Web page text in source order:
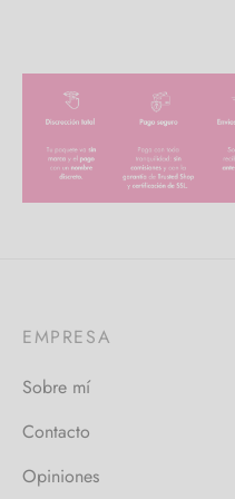
EMPRESA
Sobre mí
Contacto
Opiniones